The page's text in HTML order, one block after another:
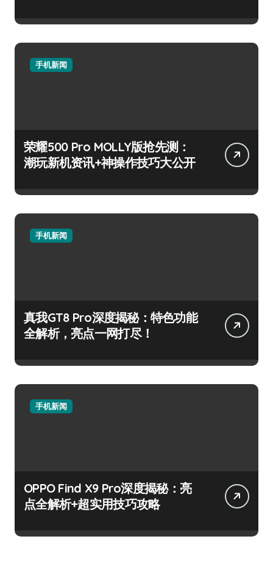
手机新闻
荣耀500 Pro MOLLY版抢先测：
潮玩新机资讯+神操作技巧大公开
手机新闻
真我GT8 Pro深度揭秘：特色功能
全解析，亮点一网打尽！
手机新闻
OPPO Find X9 Pro深度揭秘：亮
点全解析+超实用技巧攻略